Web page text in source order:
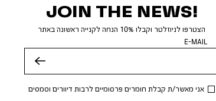
JOIN THE NEWS!
הצטרפו לניוזלטר וקבלו 10% הנחה לקנייה ראשונה באתר
E-MAIL
אני מאשר/ת קבלת חומרים פרסומיים לרבות דיוורים וסמסים